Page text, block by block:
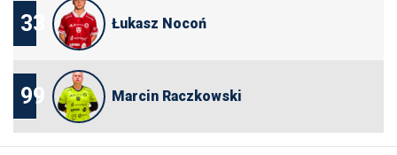
33 Łukasz Nocoń
99 Marcin Raczkowski